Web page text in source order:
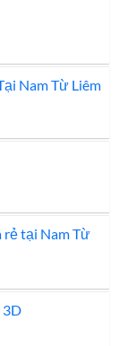
Nam Từ Liêm
rẻ tại Nam Từ
3D